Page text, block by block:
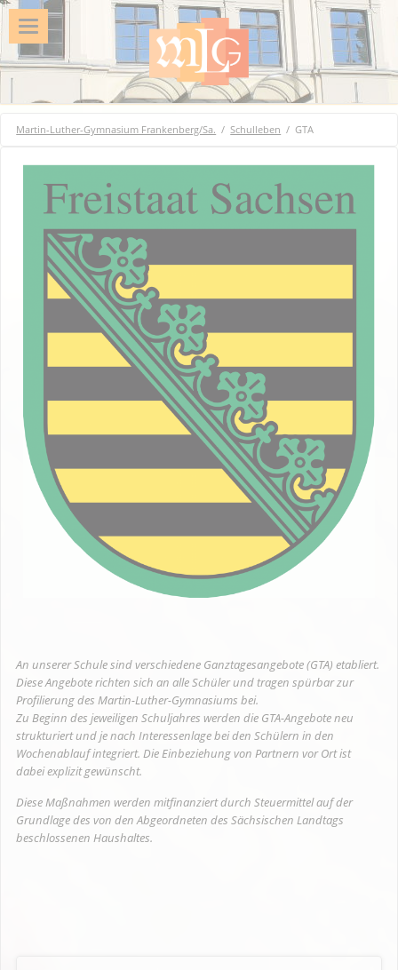
Martin-Luther-Gymnasium Frankenberg/Sa. Schulleben GTA
An unserer Schule sind verschiedene Ganztagesangebote (GTA) etabliert.
Diese Angebote richten sich an alle Schüler und tragen spürbar zur
Profilierung des Martin-Luther-Gymnasiums bei.
Zu Beginn des jeweiligen Schuljahres werden die GTA-Angebote neu
strukturiert und je nach Interessenlage bei den Schülern in den
Wochenablauf integriert. Die Einbeziehung von Partnern vor Ort ist
dabei explizit gewünscht.
Diese Maßnahmen werden mitfinanziert durch Steuermittel auf der
Grundlage des von den Abgeordneten des Sächsischen Landtags
beschlossenen Haushaltes.